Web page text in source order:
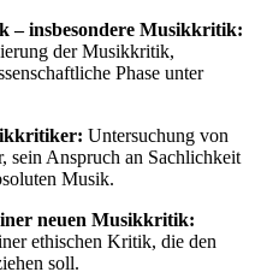
– insbesondere Musikkritik:
der Musikkritik,
Phase unter
Untersuchung von
sein Anspruch an Sachlichkeit
Musik.
neuen Musikkritik:
ethischen Kritik, die den
soll.